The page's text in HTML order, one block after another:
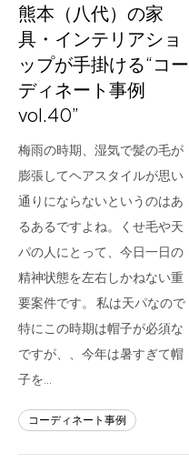
熊本（八代）の家
具・インテリアショ
ップが手掛ける“コー
ディネート事例
vol.40”
梅雨の時期、湿気で髪の毛が
膨張してヘアスタイルが思い
通りにならないというのはあ
るあるですよね。くせ毛や天
パの人にとって、今日一日の
精神状態を左右しかねない重
要案件です。 私は天パなので
特にこの時期は帽子が必須な
ですが、、今年は暑すぎて帽
子を…
コーディネート事例